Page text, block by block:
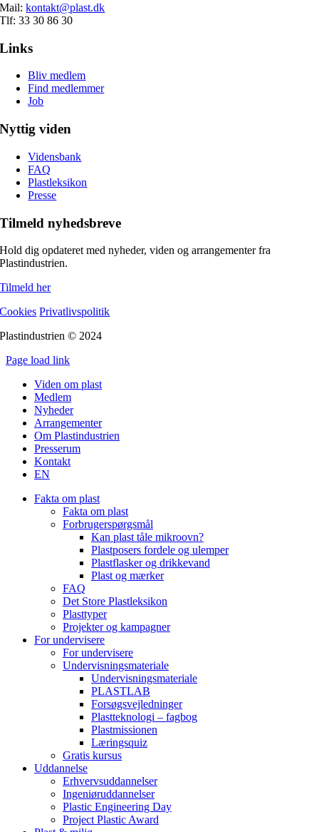
Mail:kontakt@plast.dk
Tlf: 33 30 86 30
Links
Bliv medlem
Find medlemmer
Job
Nyttig viden
Vidensbank
FAQ
Plastleksikon
Presse
Tilmeld nyhedsbreve
Hold dig opdateret med nyheder, viden og arrangementer fra
Plastindustrien.
Tilmeld her
Cookies Privatlivspolitik
Plastindustrien © 2024
Page load link
Viden om plast
Medlem
Nyheder
Arrangementer
Om Plastindustrien
Presserum
Kontakt
EN
Fakta om plast
Fakta om plast
Forbrugerspørgsmål
Kan plast tåle mikroovn?
Plastposers fordele og ulemper
Plastflasker og drikkevand
Plast og mærker
FAQ
Det Store Plastleksikon
Plasttyper
Projekter og kampagner
For undervisere
For undervisere
Undervisningsmateriale
Undervisningsmateriale
PLASTLAB
Forsøgsvejledninger
Plastteknologi – fagbog
Plastmissionen
Læringsquiz
Gratis kursus
Uddannelse
Erhvervsuddannelser
Ingeniøruddannelser
Plastic Engineering Day
Project Plastic Award